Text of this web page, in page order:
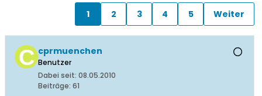
1 2 3 4 5 Weiter
cprmuenchen
Benutzer
Dabei seit: 08.05.2010
Beiträge: 61